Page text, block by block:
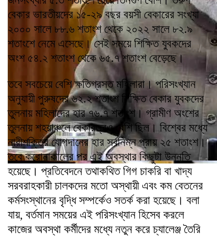
বেকার ভারতীয়দের ১৫-২৯ বছর বয়সী বেকারের সংখ্যা
২০০০ সালে ৮৮.৬ শতাংশ থেকে ২০২২ সালে ৮২.৯
শতাংশে নেমে এসেছে। সেই সময়ে শিক্ষিত যুবকদের
অংশ ৫৪.২ শতাংশ থেকে ৬৫.৭ শতাংশ বেড়েছে।
তবে সবচেয়ে বেশি ক্ষতিগ্রস্ত মহিলারা। পরিসংখ্যান
অনুযায়ী পুরুষদের ৬২.২ শতাংশ শিক্ষিত বেকার যুবকদের
তুলনায় মহিলাদের হার ৭৬.৭ শতাংশ। গ্রামীণ অংশের
তুলনায় শহরাঞ্চলে বেকারত্বও বেশি ছিল। বিশ্বের মধ্যে
নারীশক্তির যোগদানের হার সর্বনিম্ন প্রায় ২৫ শতাংশ।
তবে করোনাকালের পর এই অবস্থার কিছুটা উন্নতি
হয়েছে। প্রতিবেদনে তথাকথিত গিগ চাকরি বা খাদ্য
সরবরাহকারী চালকদের মতো অস্থায়ী এবং কম বেতনের
কর্মসংস্থানের বৃদ্ধি সম্পর্কেও সতর্ক করা হয়েছে। বলা
যায়, বর্তমান সময়ের এই পরিসংখ্যান হিসেব করলে
কাজের অবস্থা কর্মীদের মধ্যে নতুন করে চ্যালেঞ্জ তৈরি